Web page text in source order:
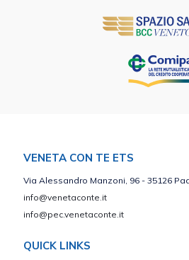
VENETA CON TE ETS
Via Alessandro Manzoni, 96 - 35126
info@venetaconte.it
info@pec.venetaconte.it
QUICK LINKS